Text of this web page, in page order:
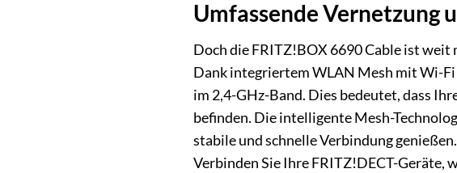
Umfassende Vernetzung
Doch die FRITZ!BOX 6690 Cable ist
Dank integriertem WLAN Mesh mit Wi-
im 2,4-GHz-Band. Dies bedeutet, dass
befinden. Die intelligente Mesh-
stabile und schnelle Verbindung
Verbinden Sie Ihre FRITZ!DECT-Geräte,